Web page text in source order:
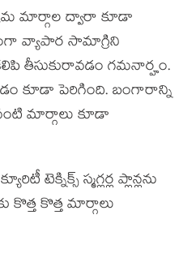
మార్గాల ద్వారా కూడా
వ్యాపార సామాగ్రిని
తీసుకురావడం గమనార్హం.
కూడా పెరిగింది. బంగారాన్ని
మార్గాలు కూడా
టెక్నిక్స్ స్మగ్లర్ల ప్లాన్లను
కొత్త మార్గాలు